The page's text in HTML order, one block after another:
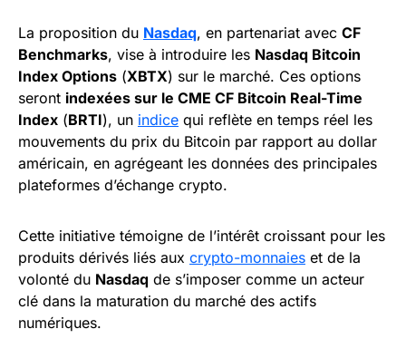
La proposition du Nasdaq, en partenariat avec CF
Benchmarks, vise à introduire les Nasdaq Bitcoin
Index Options (XBTX) sur le marché. Ces options
seront indexées sur le CME CF Bitcoin Real-Time
Index (BRTI), un indice qui reflète en temps réel les
mouvements du prix du Bitcoin par rapport au dollar
américain, en agrégeant les données des principales
plateformes d’échange crypto.
Cette initiative témoigne de l’intérêt croissant pour les
produits dérivés liés aux crypto-monnaies et de la
volonté du Nasdaq de s’imposer comme un acteur
clé dans la maturation du marché des actifs
numériques.